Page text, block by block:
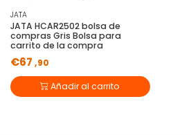
JATA
JATA HCAR2502 bolsa de
compras Gris Bolsa para
carrito de la compra
€67 ,90
Añadir al carrito